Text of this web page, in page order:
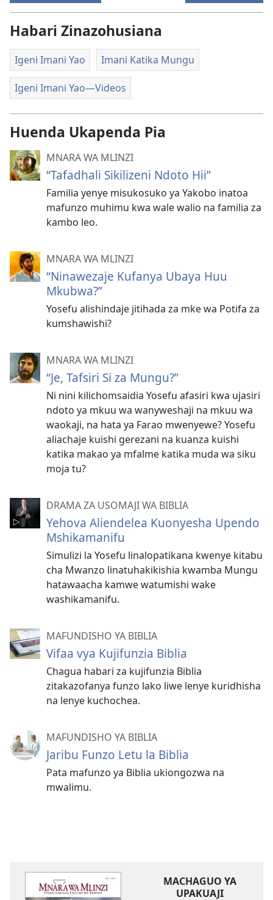
Habari Zinazohusiana
Igeni Imani Yao Imani Katika Mungu
Igeni Imani Yao​—Videos
Huenda Ukapenda Pia
MNARA WA MLINZI
“Tafadhali Sikilizeni Ndoto Hii”
Familia yenye misukosuko ya Yakobo inatoa
mafunzo muhimu kwa wale walio na familia za
kambo leo.
MNARA WA MLINZI
“Ninawezaje Kufanya Ubaya Huu
Mkubwa?”
Yosefu alishindaje jitihada za mke wa Potifa za
kumshawishi?
MNARA WA MLINZI
“Je, Tafsiri Si za Mungu?”
Ni nini kilichomsaidia Yosefu afasiri kwa ujasiri
ndoto ya mkuu wa wanyweshaji na mkuu wa
waokaji, na hata ya Farao mwenyewe? Yosefu
aliachaje kuishi gerezani na kuanza kuishi
katika makao ya mfalme katika muda wa siku
moja tu?
DRAMA ZA USOMAJI WA BIBLIA
Yehova Aliendelea Kuonyesha Upendo
Mshikamanifu
Simulizi la Yosefu linalopatikana kwenye kitabu
cha Mwanzo linatuhakikishia kwamba Mungu
hatawaacha kamwe watumishi wake
washikamanifu.
MAFUNDISHO YA BIBLIA
Vifaa vya Kujifunzia Biblia
Chagua habari za kujifunzia Biblia
zitakazofanya funzo lako liwe lenye kuridhisha
na lenye kuchochea.
MAFUNDISHO YA BIBLIA
Jaribu Funzo Letu la Biblia
Pata mafunzo ya Biblia ukiongozwa na
mwalimu.
MACHAGUO YA
UPAKUAJI